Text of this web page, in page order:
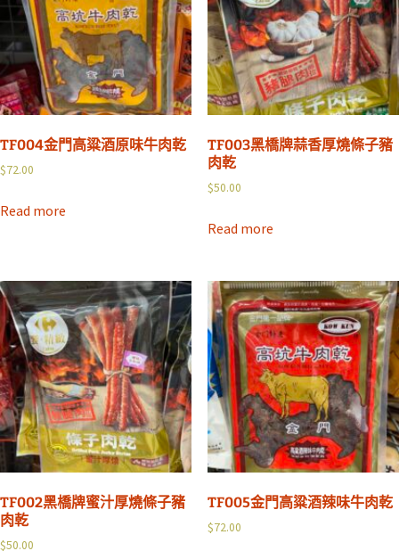
TF004金門高粱酒原味牛肉乾
$72.00
Read more
TF003黑橋牌蒜香厚燒條子豬
肉乾
$50.00
Read more
TF002黑橋牌蜜汁厚燒條子豬
肉乾
$50.00
TF005金門高粱酒辣味牛肉乾
$72.00